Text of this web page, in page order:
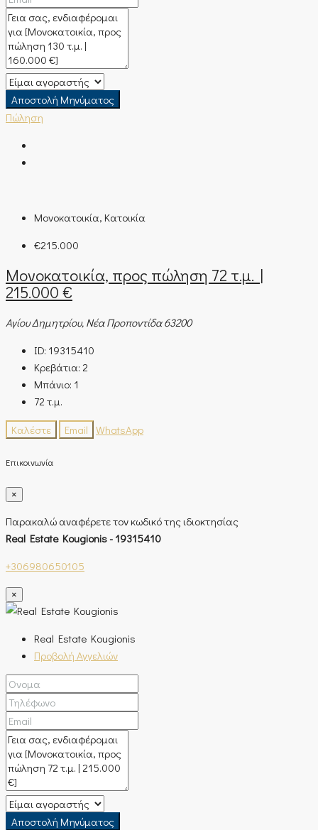
Αποστολή Μηνύματος
Πώληση
Μονοκατοικία, Κατοικία
€215.000
Μονοκατοικία, προς πώληση 72 τ.μ. |
215.000 €
Αγίου Δημητρίου, Νέα Προποντίδα 63200
ID: 19315410
Κρεβάτια: 2
Μπάνιο: 1
72 τ.μ.
Καλέστε
Email WhatsApp
Επικοινωνία
×
Παρακαλώ αναφέρετε τον κωδικό της ιδιοκτησίας
Real Estate Kougionis - 19315410
+306980650105
×
Real Estate Kougionis
Προβολή Αγγελιών
Αποστολή Μηνύματος